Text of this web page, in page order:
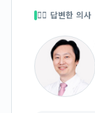
👩‍⚕️ 답변한 의사